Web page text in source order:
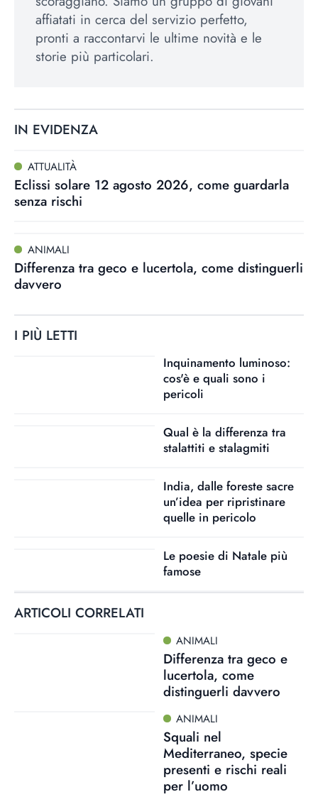
affiatati in cerca del servizio perfetto,
pronti a raccontarvi le ultime novità e le
storie più particolari.
IN EVIDENZA
ATTUALITÀ
Eclissi solare 12 agosto 2026, come guardarla
senza rischi
ANIMALI
Differenza tra geco e lucertola, come distinguerli
davvero
I PIÙ LETTI
Inquinamento luminoso:
cos'è e quali sono i
pericoli
Qual è la differenza tra
stalattiti e stalagmiti
India, dalle foreste sacre
un’idea per ripristinare
quelle in pericolo
Le poesie di Natale più
famose
ARTICOLI CORRELATI
ANIMALI
Differenza tra geco e
lucertola, come
distinguerli davvero
ANIMALI
Squali nel
Mediterraneo, specie
presenti e rischi reali
per l’uomo